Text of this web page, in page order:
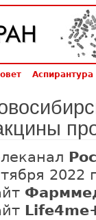
Аспирантура
2022